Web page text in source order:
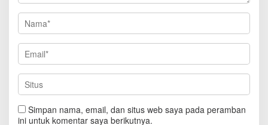
Simpan nama, email, dan situs web saya pada peramban
ini untuk komentar saya berikutnya.